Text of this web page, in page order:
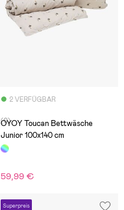
2 VERFÜGBAR
(0)
OYOY Toucan Bettwäsche
Junior 100x140 cm
59,99 €
Superpreis